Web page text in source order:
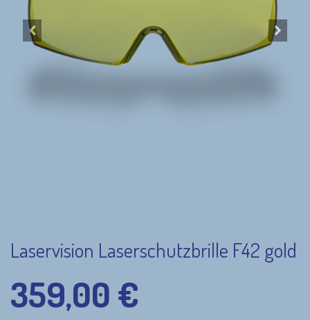
Laservision Laserschutzbrille F42 gold
359,00 €